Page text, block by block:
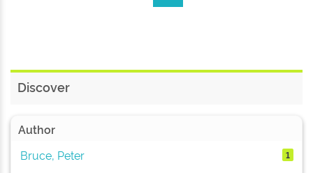
Discover
Author
Bruce, Peter
1